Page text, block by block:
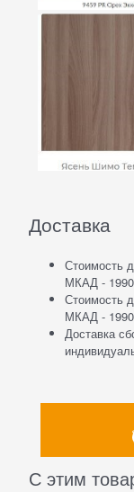
Доставка
Стоимость
МКАД -
Стоимость
МКАД -
Доставка
С этим